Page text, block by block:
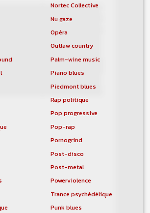
Nortec Collective
Nu gaze
Opéra
Outlaw country
Palm-wine music
Piano blues
Piedmont blues
Rap politique
Pop progressive
Pop-rap
Pornogrind
Post-disco
Post-metal
Powerviolence
Trance psychédélique
Punk blues